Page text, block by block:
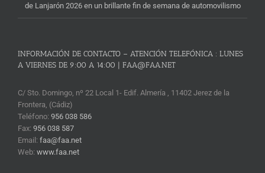
de Lanjarón 2026 en un brillante fin de semana de automovilismo
INFORMACIÓN DE CONTACTO – ATENCIÓN TELEFÓNICA : LUNES
A VIERNES DE 9:00 A 14:00 | FAA@FAA.NET
C/ Sto. Domingo, nº 22 Local 1- Edif. Almería , 11402 Jerez de la
Frontera, (Cádiz)
Teléfono: 956 038 586
Fax: 956 038 587
Email: faa@faa.net
Web: www.faa.net